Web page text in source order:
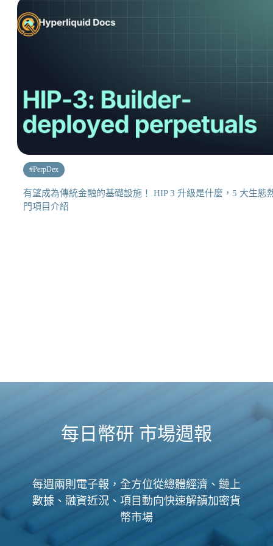
#PerpDex
有望成為傳統金融的基礎設施！ HIP 3 升級是什麼，5 大生態
門項目介紹
每日幣研 市場週報
每週兩則電子報，全方位從總體經濟、鏈上
數據、融資近況、項目動向快速解讀加密貨
幣市場